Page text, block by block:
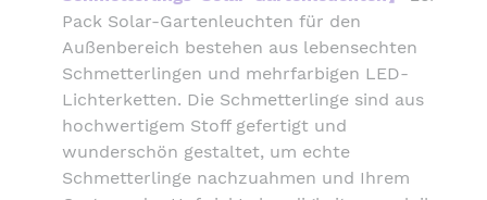
Pack Solar-Gartenleuchten für den
Außenbereich bestehen aus lebensechten
Schmetterlingen und mehrfarbigen LED-
Lichterketten. Die Schmetterlinge sind aus
hochwertigem Stoff gefertigt und
wunderschön gestaltet, um echte
Schmetterlinge nachzuahmen und Ihrem